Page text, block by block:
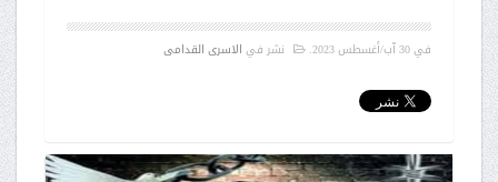
في30 آب/أغسطس 2023 . نشر في الاسرى القدامى